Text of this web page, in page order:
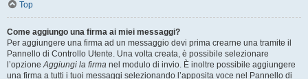
Top
Come aggiungo una firma ai miei messaggi?
Per aggiungere una firma ad un messaggio devi prima crearne una tramite il
Pannello di Controllo Utente. Una volta creata, è possibile selezionare
l’opzioneAggiungi la firma nel modulo di invio. È inoltre possibile aggiungere
una firma a tutti i tuoi messaggi selezionando l’apposita voce nel Pannello di